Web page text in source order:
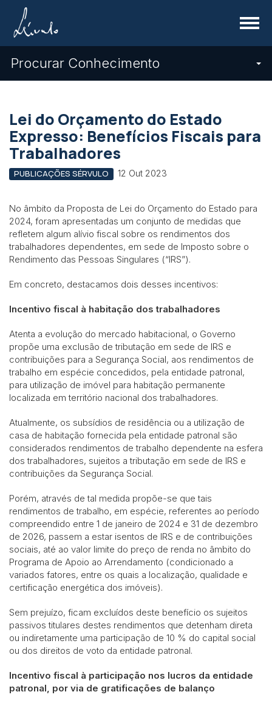
Menu
Procurar Conhecimento
Lei do Orçamento do Estado
Expresso: Benefícios Fiscais para
Trabalhadores
PUBLICAÇÕES SÉRVULO 12 Out 2023
No âmbito da Proposta de Lei do Orçamento do Estado para
2024, foram apresentadas um conjunto de medidas que
refletem algum alívio fiscal sobre os rendimentos dos
trabalhadores dependentes, em sede de Imposto sobre o
Rendimento das Pessoas Singulares (“IRS”).
Em concreto, destacamos dois desses incentivos:
Incentivo fiscal à habitação dos trabalhadores
Atenta a evolução do mercado habitacional, o Governo
propõe uma exclusão de tributação em sede de IRS e
contribuições para a Segurança Social, aos rendimentos de
trabalho em espécie concedidos, pela entidade patronal,
para utilização de imóvel para habitação permanente
localizada em território nacional dos trabalhadores.
Atualmente, os subsídios de residência ou a utilização de
casa de habitação fornecida pela entidade patronal são
considerados rendimentos de trabalho dependente na esfera
dos trabalhadores, sujeitos a tributação em sede de IRS e
contribuições da Segurança Social.
Porém, através de tal medida propõe-se que tais
rendimentos de trabalho, em espécie, referentes ao período
compreendido entre 1 de janeiro de 2024 e 31 de dezembro
de 2026, passem a estar isentos de IRS e de contribuições
sociais, até ao valor limite do preço de renda no âmbito do
Programa de Apoio ao Arrendamento (condicionado a
variados fatores, entre os quais a localização, qualidade e
certificação energética dos imóveis).
Sem prejuízo, ficam excluídos deste benefício os sujeitos
passivos titulares destes rendimentos que detenham direta
ou indiretamente uma participação de 10 % do capital social
ou dos direitos de voto da entidade patronal.
Incentivo fiscal à participação nos lucros da entidade
patronal, por via de gratificações de balanço